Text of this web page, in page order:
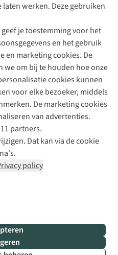
werken. Deze gebruiken
je toestemming voor het
en het gebruik
en marketing cookies. De
we om bij te houden hoe onze
cookies kunnen
voor elke bezoeker, middels
De marketing cookies
van advertenties.
partners.
Dat kan via de cookie
policy
Bever
B.V.